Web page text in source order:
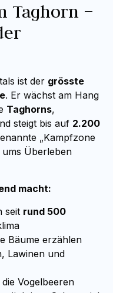
Taghorn –
ist der grösste
. Er wächst am Hang
Taghorns,
steigt bis auf 2.200
„Kampfzone
ums Überleben
macht:
seit rund 500
Bäume erzählen
Lawinen und
Vogelbeeren